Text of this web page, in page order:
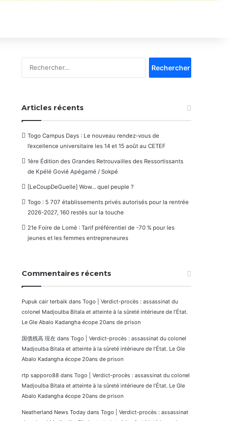
Articles récents
Togo Campus Days : Le nouveau rendez-vous de
l’excellence universitaire les 14 et 15 août au CETEF
1ère Édition des Grandes Retrouvailles des Ressortissants
de Kpélé Govié Apégamé / Sokpé
[LeCoupDeGuelle] Wow… quel peuple ?
Togo : 5 707 établissements privés autorisés pour la rentrée
2026-2027, 160 restés sur la touche
21e Foire de Lomé : Tarif préférentiel de -70 % pour les
jeunes et les femmes entrepreneures
Commentaires récents
Pupuk cair terbaik dans Togo | Verdict-procès : assassinat du
colonel Madjoulba Bitala et atteinte à la sûreté intérieure de l’État.
Le Gle Abalo Kadangha écope 20ans de prison
国債残高 現在 dans Togo | Verdict-procès : assassinat du colonel
Madjoulba Bitala et atteinte à la sûreté intérieure de l’État. Le Gle
Abalo Kadangha écope 20ans de prison
rtp sapporo88 dans Togo | Verdict-procès : assassinat du colonel
Madjoulba Bitala et atteinte à la sûreté intérieure de l’État. Le Gle
Abalo Kadangha écope 20ans de prison
Neatherland News Today dans Togo | Verdict-procès : assassinat